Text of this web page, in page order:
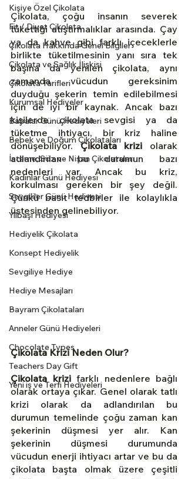
Kişiye Özel Çikolata
Fit / Diyet Çikolata
Çikolata Hakkında Genel Bilgiler
Çikolata ve Sağlık İlişkisi
Çikolata Tarifleri
Kurumsal Hediyeler
Babalar Günü Hediyeleri
Bebek ve Doğum Çikolataları
İsteme, Söz ve Nişan Çikolataları
Kadınlar Günü Hediyesi
Sevgililer Günü Hediyesi
Yılbaşı Hediyesi
Hediyelik Çikolata
Konsept Hediyelik
Sevgiliye Hediye
Hediye Mesajları
Bayram Çikolataları
Anneler Günü Hediyeleri
Chocolate Types
Teachers Day Gift
Yeni iş ve Terfi Hediyeleri
Çikolata, çoğu insanın severek
tükettiği atıştırmalıklar arasında. Çay
ya da kahve gibi farklı içeceklerle
birlikte tüketilmesinin yanı sıra tek
başına da yenilen çikolata, aynı
zamanda vücudun gereksinim
duyduğu şekerin temin edilebilmesi
için de iyi bir kaynak. Ancak bazı
kişilerde çikolata sevgisi ya da
tüketme ihtiyacı, bir kriz haline
dönüşebiliyor. Çikolata krizi olarak
adlandırılan bu durumun bazı
nedenleri var. Ancak bu kriz,
korkulması gereken bir şey değil.
Çünkü basit tedbirler ile kolaylıkla
üstesinden gelinebiliyor.
Çikolata Krizi Neden Olur?
Çikolata krizi farklı nedenlere bağlı
olarak ortaya çıkar. Genel olarak tatlı
krizi olarak da adlandırılan bu
durumun temelinde çoğu zaman kan
şekerinin düşmesi yer alır. Kan
şekerinin düşmesi durumunda
vücudun enerji ihtiyacı artar ve bu da
çikolata başta olmak üzere çeşitli